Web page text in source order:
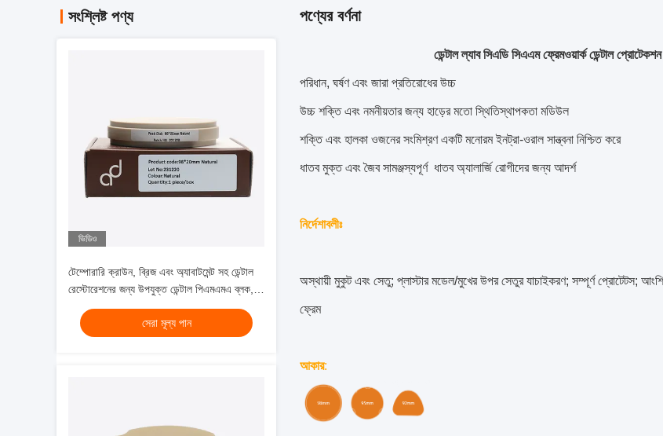
সংশ্লিষ্ট পণ্য
ভিডিও
টেম্পোরারি ক্রাউন, ব্রিজ এবং অ্যাবাটমেন্ট সহ ডেন্টাল
রেস্টোরেশনের জন্য উপযুক্ত ডেন্টাল পিএমএমএ ব্লক,
শক্তিশালী উপাদান সহ
সেরা মূল্য পান
পণ্যের বর্ণনা
ডেন্টাল ল্যাব সিএডি সিএএম ফ্রেমওয়ার্ক ডেন্টাল
পরিধান, ঘর্ষণ এবং জারা প্রতিরোধের উচ্চ
উচ্চ শক্তি এবং নমনীয়তার জন্য হাড়ের মতো স্থিতিস্থাপকতা মডিউল
শক্তি এবং হালকা ওজনের সংমিশ্রণ একটি মনোরম ইনট্রা-ওরাল সান্ত্বনা নিশ্চিত করে
ধাতব মুক্ত এবং জৈব সামঞ্জস্যপূর্ণ ️ ধাতব অ্যালার্জি রোগীদের জন্য আদর্শ
নির্দেশাবলীঃ
অস্থায়ী মুকুট এবং সেতু; প্লাস্টার মডেল/মুখের উপর সেতুর যাচাইকরণ; সম্পূর্ণ প্রোটেটস;
ফ্রেম
আকার: